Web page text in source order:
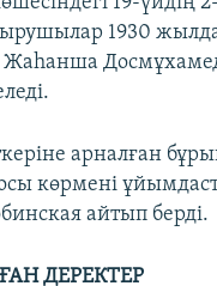
1930
арналған
осы көрмені
айтып берді.
ДЕРЕКТЕР